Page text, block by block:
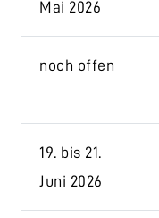
Mai 2026
noch offen
19. bis 21.
Juni 2026